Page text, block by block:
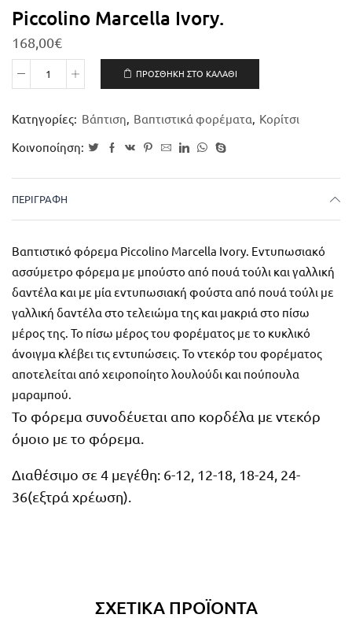
Piccolino Marcella Ivory.
168,00€
ΠΡΟΣΘΉΚΗ ΣΤΟ ΚΑΛΆΘΙ
Κατηγορίες: Βάπτιση, Βαπτιστικά φορέματα, Κορίτσι
Κοινοποίηση:
ΠΕΡΙΓΡΑΦΉ
Βαπτιστικό φόρεμα Piccolino Marcella Ivory. Εντυπωσιακό
ασσύμετρο φόρεμα με μπούστο από πουά τούλι και γαλλική
δαντέλα και με μία εντυπωσιακή φούστα από πουά τούλι με
γαλλική δαντέλα στο τελειώμα της και μακριά στο πίσω
μέρος της. Το πίσω μέρος του φορέματος με το κυκλικό
άνοιγμα κλέβει τις εντυπώσεις. Το ντεκόρ του φορέματος
αποτελείται από χειροποίητο λουλούδι και πούπουλα
μαραμπού.
Το φόρεμα συνοδέυεται απο κορδέλα με ντεκόρ
όμοιο με το φόρεμα.
Διαθέσιμο σε 4 μεγέθη: 6-12, 12-18, 18-24, 24-
36(εξτρά χρέωση).
ΣΧΕΤΙΚΆ ΠΡΟΪΌΝΤΑ